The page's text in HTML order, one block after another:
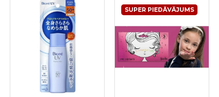
SUPER PIEDĀVĀJUMS